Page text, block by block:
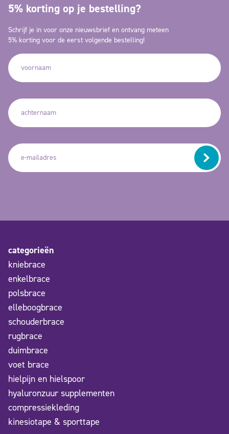
5% korting op je bestelling?
Schrijf je in voor onze nieuwsbrief en ontvang meteen
5% korting voor de eerst volgende bestelling!
categorieën
kniebrace
enkelbrace
polsbrace
elleboogbrace
schouderbrace
rugbrace
duimbrace
voet brace
hielpijn en hielspoor
hyaluronzuur supplementen
compressiekleding
kinesiotape & sporttape